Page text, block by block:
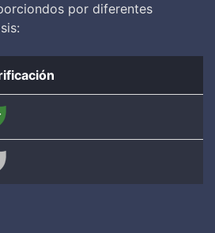
por diferentes